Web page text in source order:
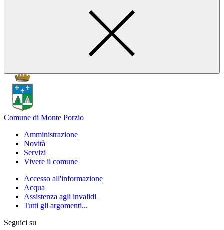
Comune di Monte Porzio
Amministrazione
Novità
Servizi
Vivere il comune
Accesso all'informazione
Acqua
Assistenza agli invalidi
Tutti gli argomenti...
Seguici su